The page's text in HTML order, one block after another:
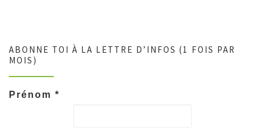
ABONNE TOI À LA LETTRE D’INFOS (1 FOIS PAR
MOIS)
Prénom *